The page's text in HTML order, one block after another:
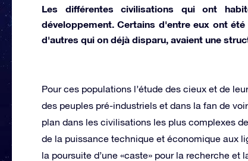
Les différentes civilisations qui ont
développement. Certains d'entre eux ont
d'autres qui on déjà disparu, avaient une
Pour ces populations l’étude des cieux et de
des peuples pré-industriels et dans la fan de
plan dans les civilisations les plus complexes
de la puissance technique et économique aux
la poursuite d’une «caste» pour la recherche